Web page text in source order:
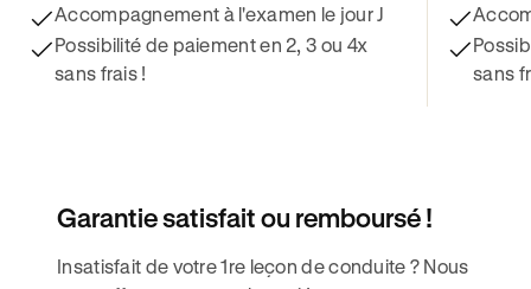
Accompagnement à l'examen le jour J
Possibilité de paiement en 2, 3 ou 4x
sans frais !
sans
Garantie satisfait ou remboursé !
Insatisfait de votre 1re leçon de conduite ? Nous